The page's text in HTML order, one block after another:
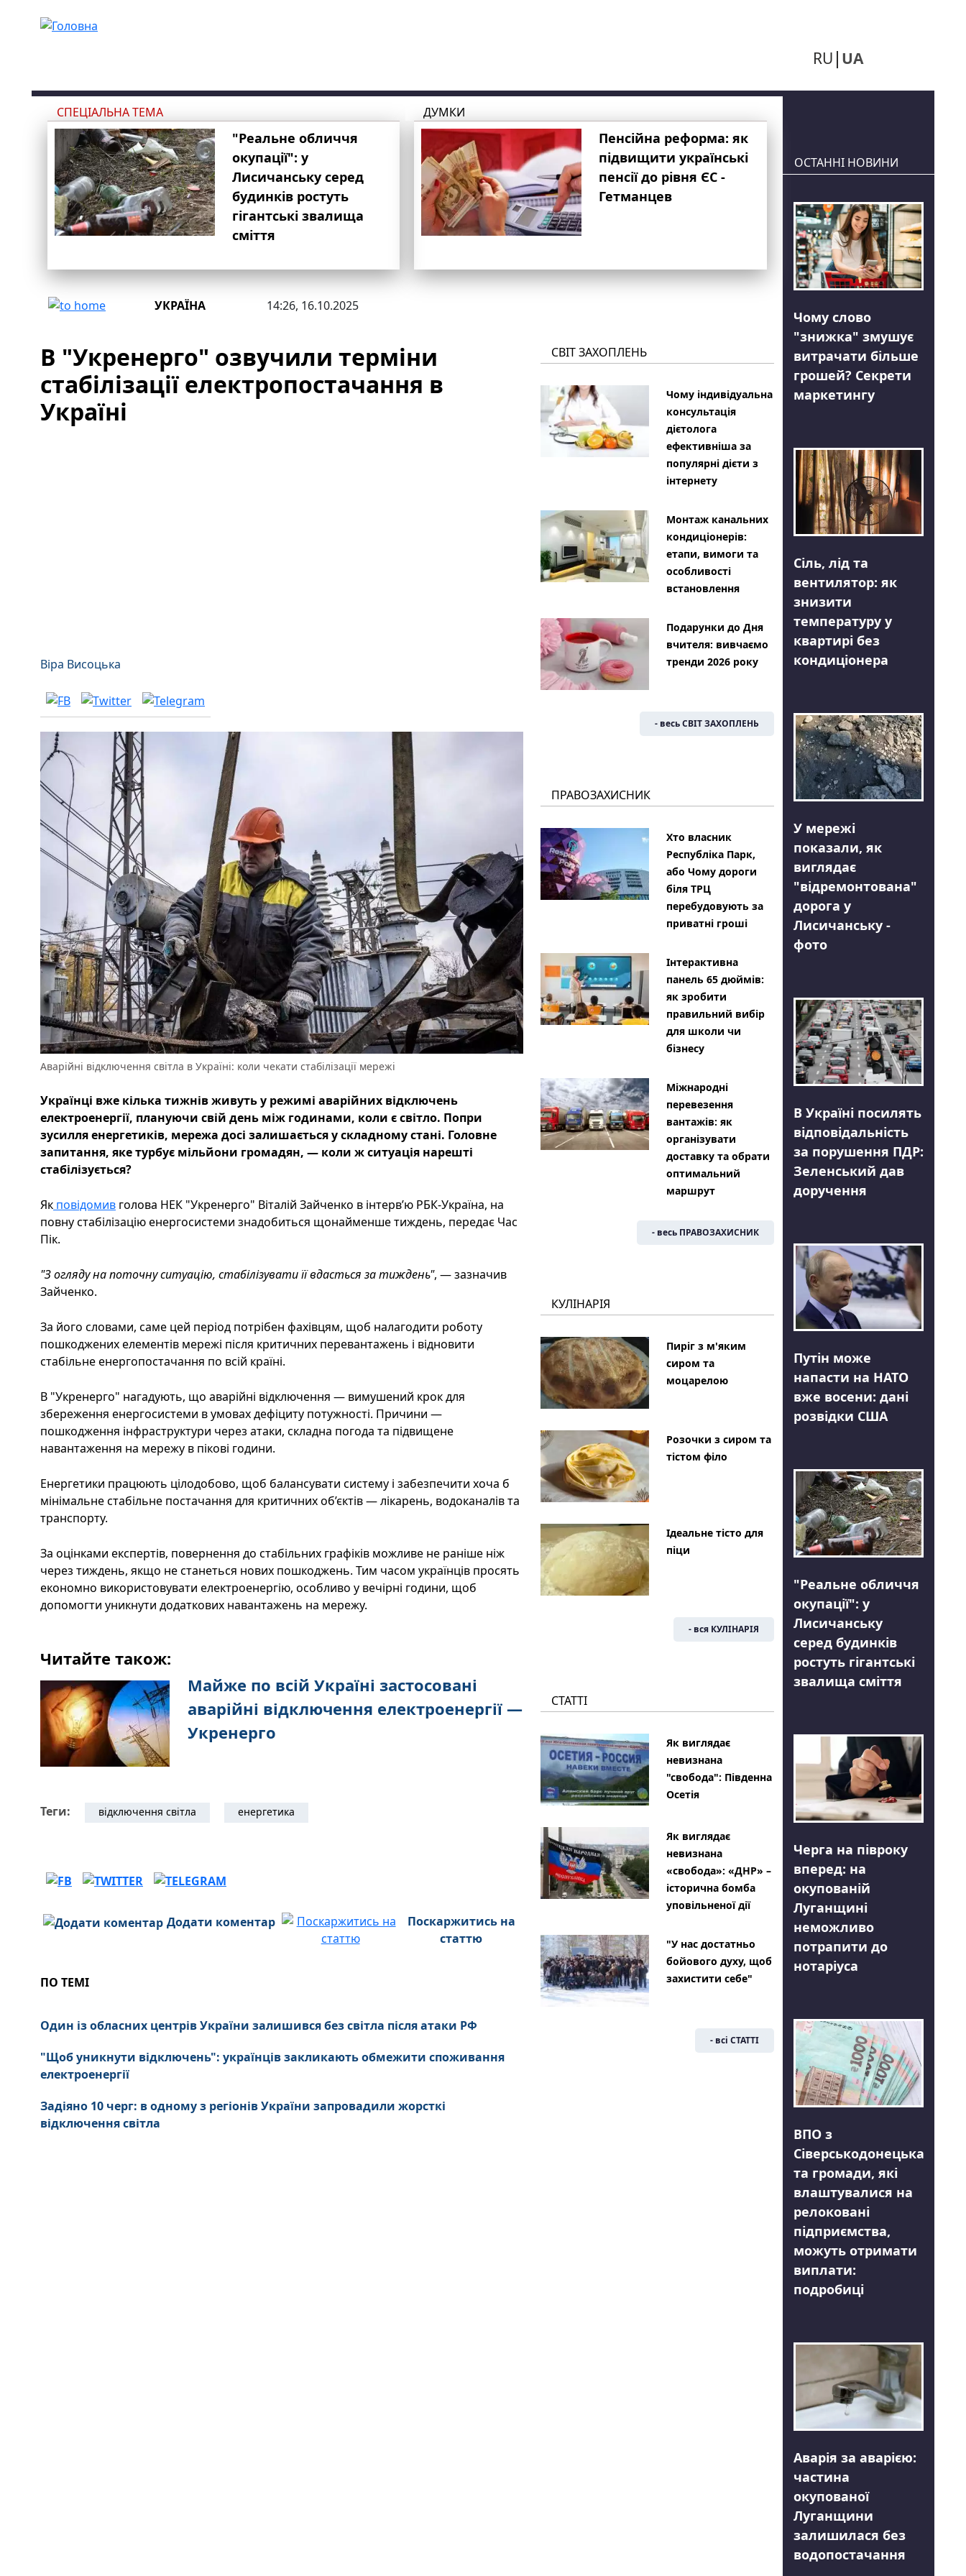
RU UA
СПЕЦІАЛЬНА ТЕМА
"Реальне обличчя
окупації": у
Лисичанську серед
будинків ростуть
гігантські звалища
сміття
ДУМКИ
Пенсійна реформа: як
підвищити українські
пенсії до рівня ЄС -
Гетманцев
УКРАЇНА 14:26, 16.10.2025
В "Укренерго" озвучили терміни
стабілізації електропостачання в
Україні
Віра Висоцька
Аварійні відключення світла в Україні: коли чекати стабілізації мережі
Українці вже кілька тижнів живуть у режимі аварійних відключень
електроенергії, плануючи свій день між годинами, коли є світло. Попри
зусилля енергетиків, мережа досі залишається у складному стані. Головне
запитання, яке турбує мільйони громадян, — коли ж ситуація нарешті
стабілізується?
Як повідомив голова НЕК "Укренерго" Віталій Зайченко в інтерв’ю РБК-Україна, на
повну стабілізацію енергосистеми знадобиться щонайменше тиждень, передає Час
Пік.
"З огляду на поточну ситуацію, стабілізувати її вдасться за тиждень", — зазначив
Зайченко.
За його словами, саме цей період потрібен фахівцям, щоб налагодити роботу
пошкоджених елементів мережі після критичних перевантажень і відновити
стабільне енергопостачання по всій країні.
В "Укренерго" нагадують, що аварійні відключення — вимушений крок для
збереження енергосистеми в умовах дефіциту потужності. Причини —
пошкодження інфраструктури через атаки, складна погода та підвищене
навантаження на мережу в пікові години.
Енергетики працюють цілодобово, щоб балансувати систему і забезпечити хоча б
мінімальне стабільне постачання для критичних об’єктів — лікарень, водоканалів та
транспорту.
За оцінками експертів, повернення до стабільних графіків можливе не раніше ніж
через тиждень, якщо не станеться нових пошкоджень. Тим часом українців просять
економно використовувати електроенергію, особливо у вечірні години, щоб
допомогти уникнути додаткових навантажень на мережу.
Читайте також:
Майже по всій Україні застосовані
аварійні відключення електроенергії —
Укренерго
Теги: відключення світла енергетика
Додати коментар
Поскаржитись на
статтю
ПО ТЕМІ
Один із обласних центрів України залишився без світла після атаки РФ
"Щоб уникнути відключень": українців закликають обмежити споживання
електроенергії
Задіяно 10 черг: в одному з регіонів України запровадили жорсткі
відключення світла
СВІТ ЗАХОПЛЕНЬ
Чому індивідуальна
консультація
дієтолога
ефективніша за
популярні дієти з
інтернету
Монтаж канальних
кондиціонерів:
етапи, вимоги та
особливості
встановлення
Подарунки до Дня
вчителя: вивчаємо
тренди 2026 року
- весь СВІТ ЗАХОПЛЕНЬ
ПРАВОЗАХИСНИК
Хто власник
Республіка Парк,
або Чому дороги
біля ТРЦ
перебудовують за
приватні гроші
Інтерактивна
панель 65 дюймів:
як зробити
правильний вибір
для школи чи
бізнесу
Міжнародні
перевезення
вантажів: як
організувати
доставку та обрати
оптимальний
маршрут
- весь ПРАВОЗАХИСНИК
КУЛІНАРІЯ
Пиріг з м'яким
сиром та
моцарелою
Розочки з сиром та
тістом філо
Ідеальне тісто для
піци
- вся КУЛІНАРІЯ
СТАТТІ
Як виглядає
невизнана
"свобода": Південна
Осетія
Як виглядає
невизнана
«свобода»: «ДНР» –
історична бомба
уповільненої дії
"У нас достатньо
бойового духу, щоб
захистити себе"
- всі СТАТТІ
ОСТАННІ НОВИНИ
Чому слово
"знижка" змушує
витрачати більше
грошей? Секрети
маркетингу
Сіль, лід та
вентилятор: як
знизити
температуру у
квартирі без
кондиціонера
У мережі
показали, як
виглядає
"відремонтована"
дорога у
Лисичанську -
фото
В Україні посилять
відповідальність
за порушення ПДР:
Зеленський дав
доручення
Путін може
напасти на НАТО
вже восени: дані
розвідки США
"Реальне обличчя
окупації": у
Лисичанську
серед будинків
ростуть гігантські
звалища сміття
Черга на півроку
вперед: на
окупованій
Луганщині
неможливо
потрапити до
нотаріуса
ВПО з
Сіверськодонецька
та громади, які
влаштувалися на
релоковані
підприємства,
можуть отримати
виплати:
подробиці
Аварія за аварією:
частина
окупованої
Луганщини
залишилася без
водопостачання